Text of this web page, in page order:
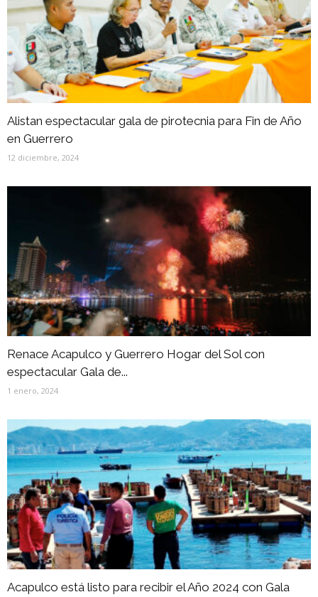
Alistan espectacular gala de pirotecnia para Fin de Año
en Guerrero
12 diciembre, 2024
Renace Acapulco y Guerrero Hogar del Sol con
espectacular Gala de...
1 enero, 2024
Acapulco está listo para recibir el Año 2024 con Gala